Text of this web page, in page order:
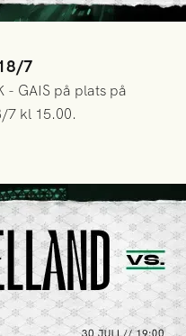
7
- GAIS på plats på
7 kl 15.00.